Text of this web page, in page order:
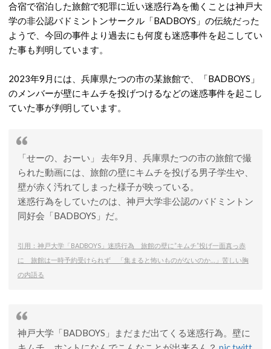
合宿で宿泊した旅館で犯罪に近い迷惑行為を働くことは神戸大
学の非公認バドミントンサークル「BADBOYS」の伝統だった
ようで、今回の事件より過去にも何度も迷惑事件を起こしてい
た事も判明しています。
2023年9月には、兵庫県たつの市の某旅館で、「BADBOYS」
のメンバーが壁にキムチを投げつけるなどの迷惑事件を起こし
ていた事が判明しています。
「せーの、おーい」 去年9月、兵庫県たつの市の旅館で撮
られた動画には、旅館の壁にキムチを投げる男子学生や、
壁が赤く汚れてしまった様子が映っている。
迷惑行為をしていたのは、神戸大学非公認のバドミントン
同好会「BADBOYS」だ。
引用：神戸大学「BADBOYS」迷惑行為 旅館の壁に”キムチ”投げ一面真っ赤
に 旅館は一時予約受けられず 「集まると怖いものがないのか…」苦しい胸
の内語る
神戸大学「BADBOYS」まだまだ出てくる迷惑行為。壁に